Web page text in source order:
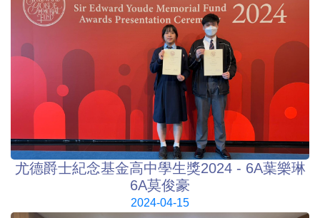
尤德爵士紀念基金高中學生獎2024 - 6A葉樂琳
6A莫俊豪
2024-04-15